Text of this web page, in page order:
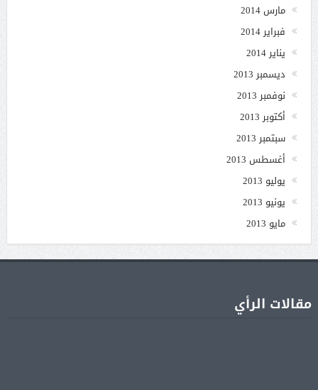
مارس 2014
فبراير 2014
يناير 2014
ديسمبر 2013
نوفمبر 2013
أكتوبر 2013
سبتمبر 2013
أغسطس 2013
يوليو 2013
يونيو 2013
مايو 2013
مقالات الرأي